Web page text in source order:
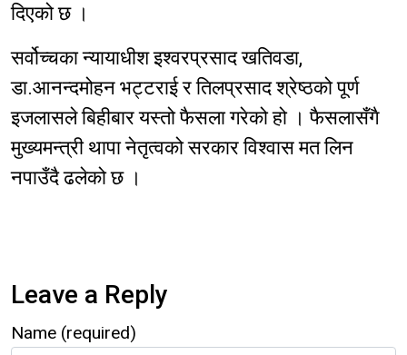
दिएको छ ।
सर्वोच्चका न्यायाधीश इश्वरप्रसाद खतिवडा,
डा.आनन्दमोहन भट्टराई र तिलप्रसाद श्रेष्ठको पूर्ण
इजलासले बिहीबार यस्तो फैसला गरेको हो । फैसलासँगै
मुख्यमन्त्री थापा नेतृत्वको सरकार विश्वास मत लिन
नपाउँदै ढलेको छ ।
Leave a Reply
Name (required)